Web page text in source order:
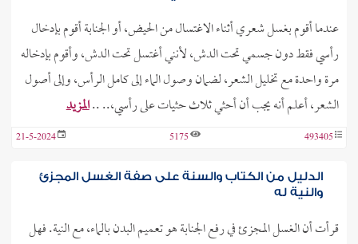
عندما أقوم بغسل شعري أثناء الاغتسال من الحيض، أو الجنابة أقوم بإدخال
رأسي فقط دون جسمي تحت الدش، لأنني أغتسل تحت الدش، وأقوم بإدخاله
مرة واحدة مع تخليل الشعر، لضمان وصول الماء إلى كامل الرأس، وإلى أصول
الشعر، أعلم أنه يجب أن أحثي ثلاث حثيات على رأسي،.. ..المزيد
493405
5175
21-5-2024
الدليل من الكتاب والسنة على صفة الغسل المجزئ
والنية له
قرأت أن الغسل المجزئ في رفع الجنابة هو تعميم البدن بالماء، مع النية. فهل